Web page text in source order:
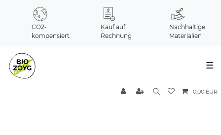
CO2-
kompensiert
Kauf auf
Rechnung
Nachhaltige
Materialien
☰
0,00 EUR